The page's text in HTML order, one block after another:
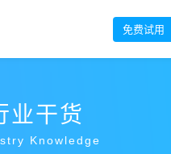
免费试用
业干货
Knowledge